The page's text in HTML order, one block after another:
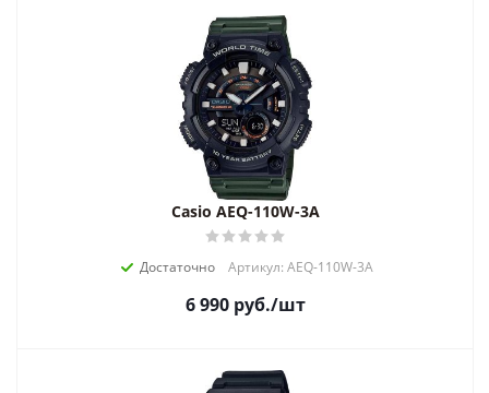
Casio AEQ-110W-3A
Достаточно Артикул: AEQ-110W-3A
6 990 руб./шт